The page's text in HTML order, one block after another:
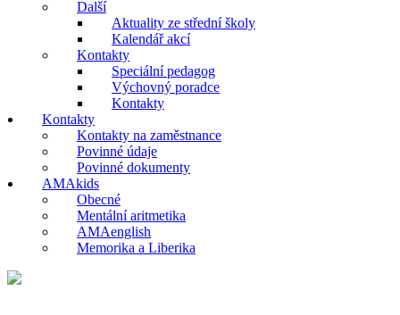
Další
Aktuality ze střední školy
Kalendář akcí
Kontakty
Speciální pedagog
Výchovný poradce
Kontakty
Kontakty
Kontakty na zaměstnance
Povinné údaje
Povinné dokumenty
AMAkids
Obecné
Mentální aritmetika
AMAenglish
Memorika a Liberika